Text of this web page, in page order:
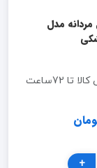
مدل
72ساعت
+